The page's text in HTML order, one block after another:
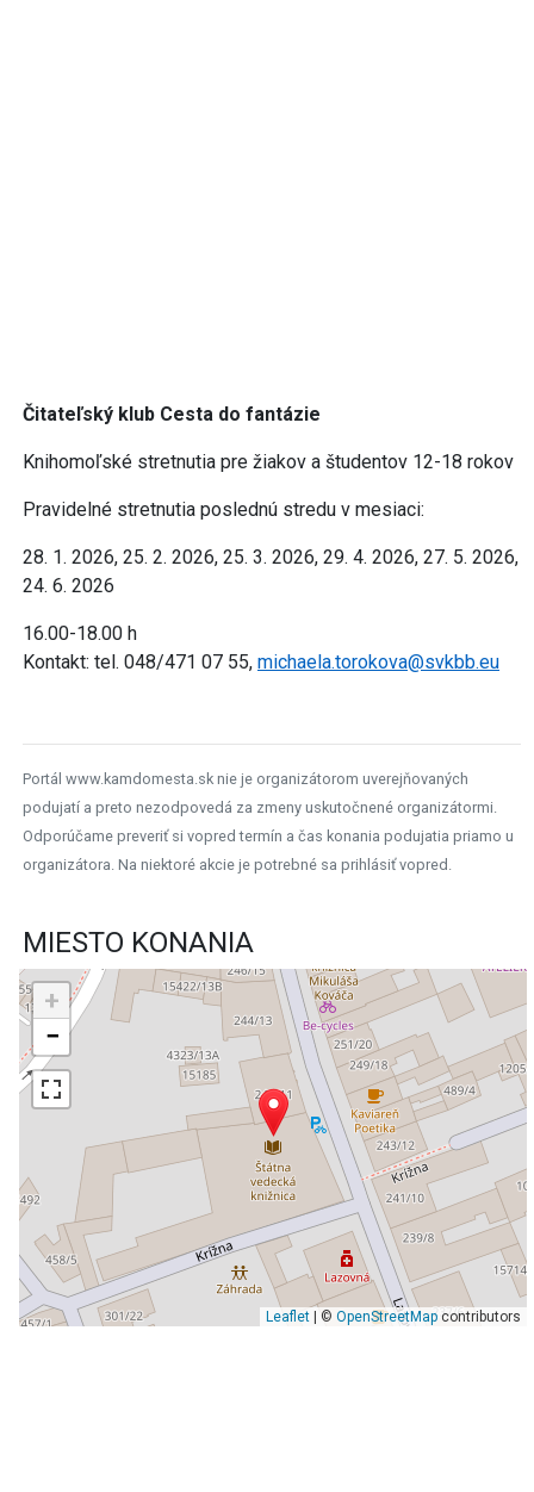
Čitateľský klub Cesta do fantázie
Knihomoľské stretnutia pre žiakov a študentov 12-18 rokov
Pravidelné stretnutia poslednú stredu v mesiaci:
28. 1. 2026, 25. 2. 2026, 25. 3. 2026, 29. 4. 2026, 27. 5. 2026,
24. 6. 2026
16.00-18.00 h
Kontakt: tel. 048/471 07 55, michaela.torokova@svkbb.eu
Portál www.kamdomesta.sk nie je organizátorom uverejňovaných
podujatí a preto nezodpovedá za zmeny uskutočnené organizátormi.
Odporúčame preveriť si vopred termín a čas konania podujatia priamo u
organizátora. Na niektoré akcie je potrebné sa prihlásiť vopred.
MIESTO KONANIA
+
−
Leaflet| © OpenStreetMapcontributors